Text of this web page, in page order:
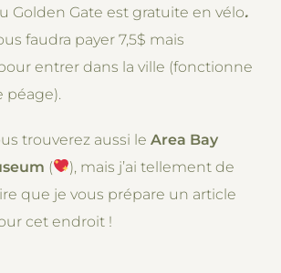
Golden Gate est gratuite en vélo.
faudra payer 7,5$ mais
entrer dans la ville (fonctionne
péage).
trouverez aussi le Area Bay
(
), mais j’ai tellement de
que je vous prépare un article
cet endroit !